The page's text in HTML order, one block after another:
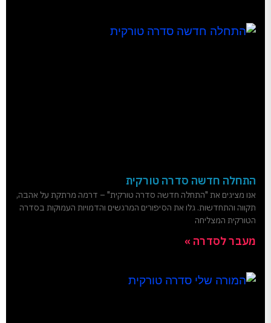
התחלה חדשה סדרה טורקית
אנו מציגים את "התחלה חדשה סדרה טורקית" – דרמה מרתקת על אהבה,
תקווה והתחדשות. גלו את הסיפורים המרגשים והדמויות העמוקות בסדרה
הטורקית המצליחה
מעבר לסדרה »